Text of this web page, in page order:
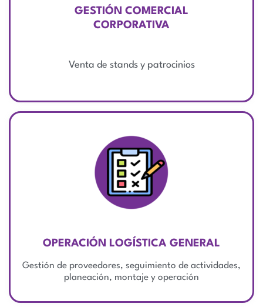
GESTIÓN COMERCIAL
CORPORATIVA
Venta de stands y patrocinios
OPERACIÓN LOGÍSTICA GENERAL
Gestión de proveedores, seguimiento de actividades,
planeación, montaje y operación